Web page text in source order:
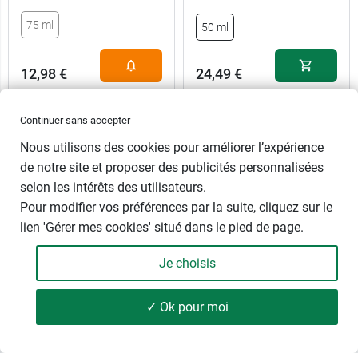
100 produits FILTRER
75 ml
12,98 €
50 ml
24,49 €
Embryolisse Hydra-
Roc Hydra+ Hyaluronic
crème jour nuit
Continuer sans accepter
Nous utilisons des cookies pour améliorer l’expérience
de notre site et proposer des publicités personnalisées
selon les intérêts des utilisateurs.
Pour modifier vos préférences par la suite, cliquez sur le
lien 'Gérer mes cookies' situé dans le pied de page.
Je choisis
✓ Ok pour moi